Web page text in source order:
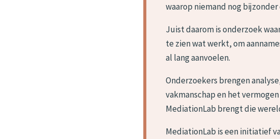
waarop niemand nog
Juist daarom is onderzoek
te zien wat werkt, om
al lang aanvoelen.
Onderzoekers brengen
vakmanschap en het
MediationLab brengt die
MediationLab is een initiatief